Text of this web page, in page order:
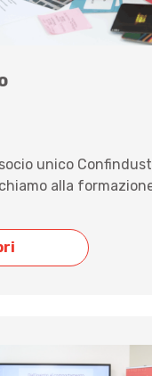
unico
alla